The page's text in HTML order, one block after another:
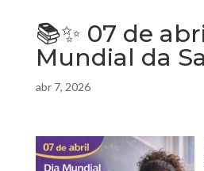
📚✨ 07 de
Mundial da
abr 7, 2026